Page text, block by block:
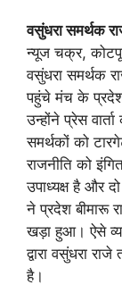
वसुंधरा समर्थक
न्यूज चक्र,
वसुंधरा समर्थक
पहुंचे मंच के प्रदेश
उन्होंने प्रेस
समर्थकों को
राजनीति को
उपाध्यक्ष है और
ने प्रदेश बीमारू
खड़ा हुआ। ऐसे
द्वारा वसुंधरा
है।